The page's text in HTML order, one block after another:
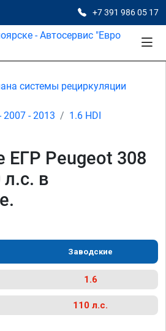
+7 391 986 05 17
системы рециркуляции
2007 - 2013
1.6 HDI
ЕГР Peugeot 308
л.с. в
Заводские
1.6
110 л.с.